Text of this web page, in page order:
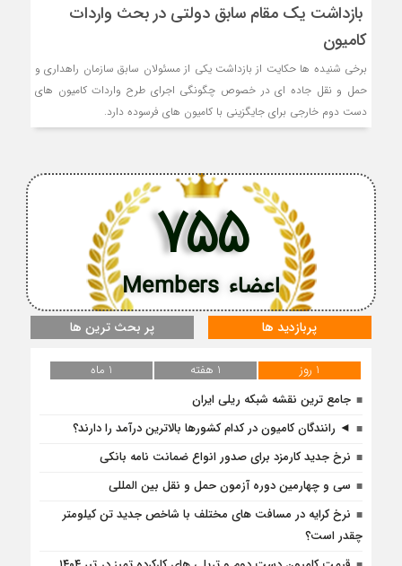
بازداشت یک مقام سابق دولتی در بحث واردات
کامیون
برخی شنیده ها حکایت از بازداشت یکی از مسئولان سابق سازمان راهداری و
حمل و نقل جاده ای در خصوص چگونگی اجرای طرح واردات کامیون های
دست دوم خارجی برای جایگزینی با کامیون های فرسوده دارد.
اعضاء Members
755
پربازدید ها پر بحث ترین ها
1 روز 1 هفته
1 ماه
جامع ترین نقشه شبکه ریلی ایران
◄ رانندگان کامیون در کدام کشورها بالاترین درآمد را دارند؟
نرخ جدید کارمزد برای صدور انواع ضمانت نامه بانکی
سی و چهارمین دوره آزمون حمل و نقل بین المللی
نرخ کرایه در مسافت‌ های مختلف با شاخص جدید تن کیلومتر
چقدر است؟